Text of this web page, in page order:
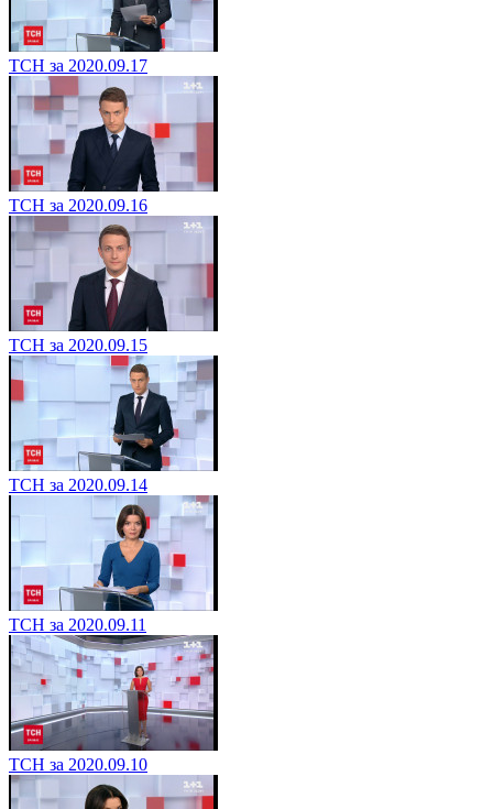
ТСН за 2020.09.17
ТСН за 2020.09.16
ТСН за 2020.09.15
ТСН за 2020.09.14
ТСН за 2020.09.11
ТСН за 2020.09.10